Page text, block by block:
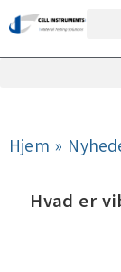
Hjem »
Hvad er